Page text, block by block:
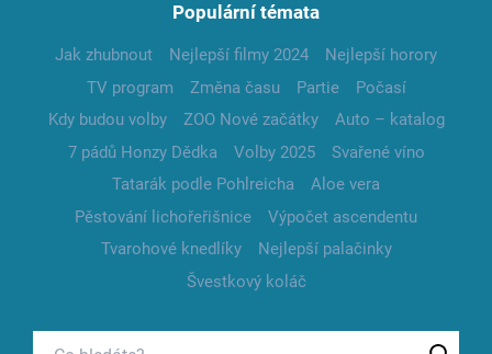
Populární témata
Jak zhubnout Nejlepší filmy 2024
Nejlepší horory
TV program
Změna času Partie
Počasí
Kdy budou volby
ZOO Nové začátky
Auto – katalog
7 pádů Honzy Dědka
Volby 2025
Svařené víno
Tatarák podle Pohlreicha
Aloe vera
Pěstování lichořeřišnice
Výpočet ascendentu
Tvarohové knedlíky
Nejlepší palačinky
Švestkový koláč